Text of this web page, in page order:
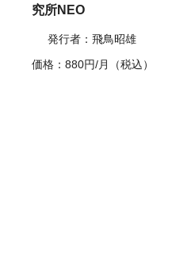
究所NEO
発行者：飛鳥昭雄
価格：880円/月（税込）